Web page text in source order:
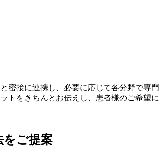
接に連携し、必要に応じて各分野で専
をきちんとお伝えし、患者様のご希望
をご提案